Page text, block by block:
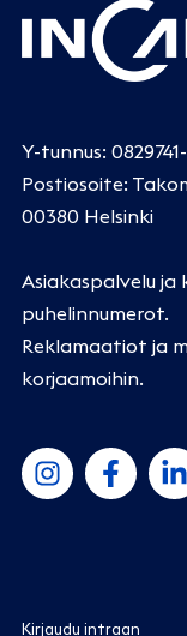
Y-tunnus:
Postiosoite:
00380 Helsinki
Asiakaspalvelu ja
puhelinnumerot.
Reklamaatiot ja
korjaamoihin.
Kirjaudu intraan